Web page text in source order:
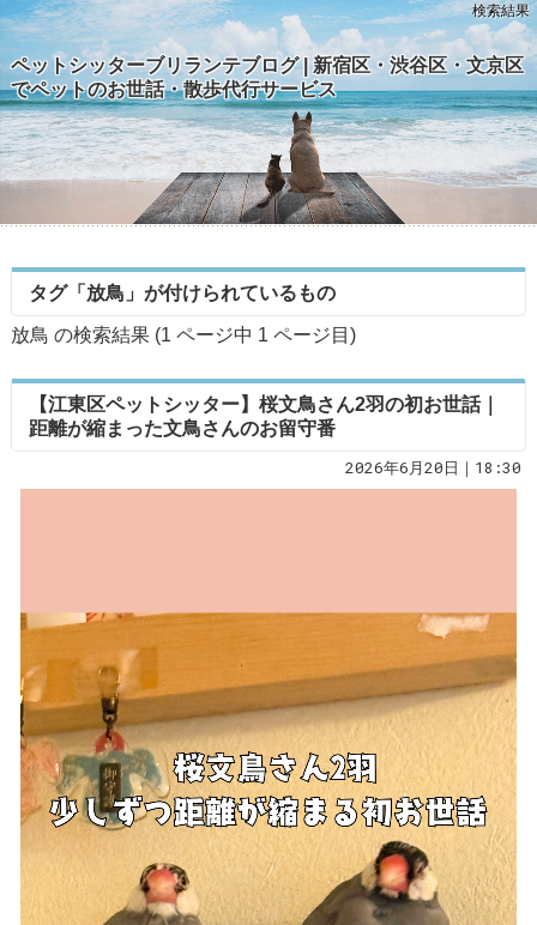
検索結果
ペットシッターブリランテブログ | 新宿区・渋谷区・文京区
でペットのお世話・散歩代行サービス
タグ「放鳥」が付けられているもの
放鳥 の検索結果 (1 ページ中 1 ページ目)
【江東区ペットシッター】桜文鳥さん2羽の初お世話｜
距離が縮まった文鳥さんのお留守番
2026年6月20日｜18:30